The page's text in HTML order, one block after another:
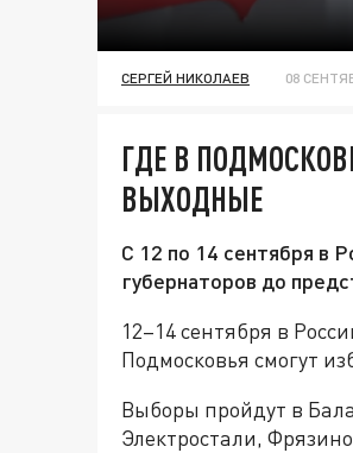
СЕРГЕЙ НИКОЛАЕВ 08
ГДЕ В
ВЫХОДНЫЕ
С 12 по 14 сентября в
губернаторов до
12–14 сентября в
Подмосковья смогут
Выборы пройдут в
Электростали,